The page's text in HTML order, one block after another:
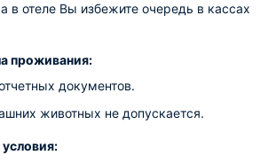
в отеле Вы избежите очередь в кассах
проживания:
документов.
животных не допускается.